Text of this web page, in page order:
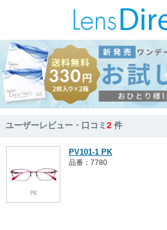
ユーザーレビュー・口コミ2 件
PV101-1 PK
品番：7780